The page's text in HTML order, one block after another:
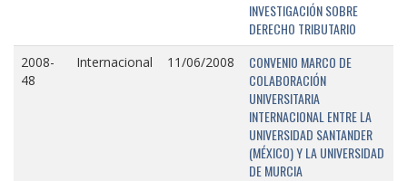
INVESTIGACIÓN SOBRE
DERECHO TRIBUTARIO
2008-
48
Internacional 11/06/2008
CONVENIO MARCO DE
COLABORACIÓN
UNIVERSITARIA
INTERNACIONAL ENTRE LA
UNIVERSIDAD SANTANDER
(MÉXICO) Y LA UNIVERSIDAD
DE MURCIA